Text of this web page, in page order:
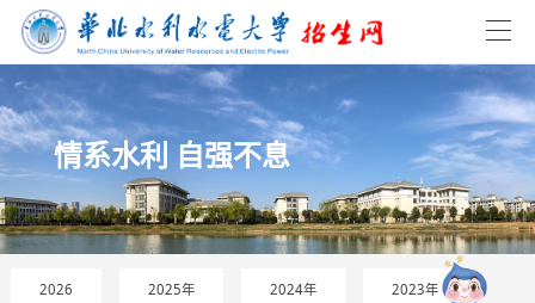
情系水利 自强不息
2026 2025年 2024年 2023年